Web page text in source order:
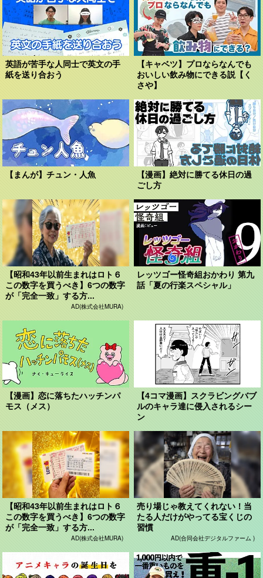
英語が苦手な人同士で英文の手
紙を送り合おう
【キャベツ】プロならなんでも
おいしい飲み物にできる説【く
さや】
【まんが】チュン・人魚
【漫画】絶対に勝てる休日の過
ごし方
【昭和43年以前生まれはロト６
この数字を買うべき】6つの数字
が「完全一致」する方...
AD(株式会社MURA)
レッツゴー怪奇組おかわり 第九
話「夏の行楽スペシャル」
【漫画】恋に落ちたハッチンパ
モス（メス）
【4コマ漫画】スクラビングバブ
ルのキャラ達に侵入されるシー
ン
【昭和43年以前生まれはロト６
この数字を買うべき】6つの数字
が「完全一致」する方...
AD(株式会社MURA)
売り場じゃ教えてくれない！当
たる人だけがやってる宝くじの
習慣
AD(合同会社デジタルファーム )